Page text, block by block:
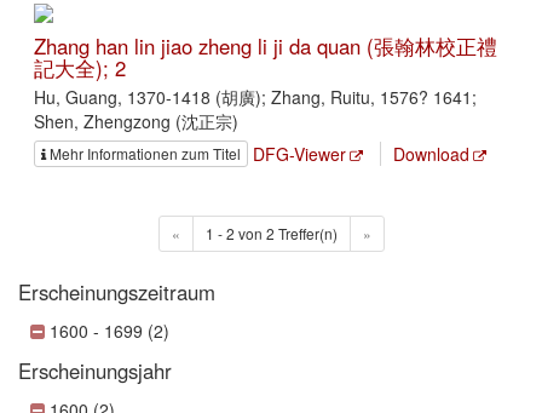
Zhang han lin jiao zheng li ji da quan (張翰林校正禮
記大全); 2
Hu, Guang, 1370-1418 (胡廣); Zhang, Ruitu, 1576? 1641;
Shen, Zhengzong (沈正宗)
Mehr Informationen zum Titel DFG-Viewer Download
« 1 - 2 von 2 Treffer(n) »
Erscheinungszeitraum
1600 - 1699 (2)
Erscheinungsjahr